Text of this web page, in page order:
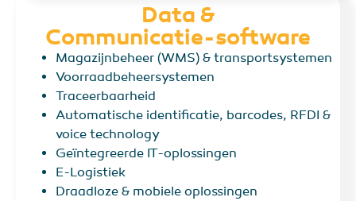
Data &
Communicatie-software
Magazijnbeheer (WMS) & transportsystemen
Voorraadbeheersystemen
Traceerbaarheid
Automatische identificatie, barcodes, RFDI &
voice technology
Geïntegreerde IT-oplossingen
E-Logistiek
Draadloze & mobiele oplossingen